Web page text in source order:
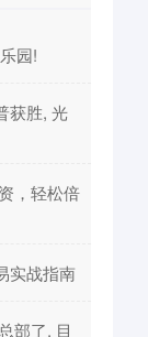
园!
获胜, 光
，轻松倍
实战指南
部了, 目